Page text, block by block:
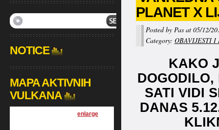
PLANET X
Posted by Pas at 05/12/
Category: OBAVIJESTI I
KAKO
SATI VIDI
DANAS
NOTICE
MAPA AKTIVNIH
VULKANA
[enlarge